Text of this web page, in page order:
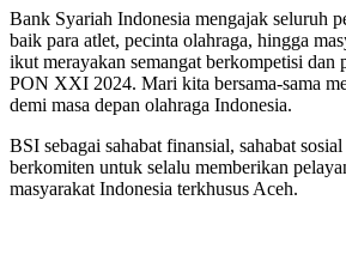
Bank Syariah Indonesia mengajak seluruh
baik para atlet, pecinta olahraga, hingga
ikut merayakan semangat berkompetisi dan
PON XXI 2024. Mari kita bersama-sama
demi masa depan olahraga Indonesia.
BSI sebagai sahabat finansial, sahabat
berkomiten untuk selalu memberikan
masyarakat Indonesia terkhusus Aceh.